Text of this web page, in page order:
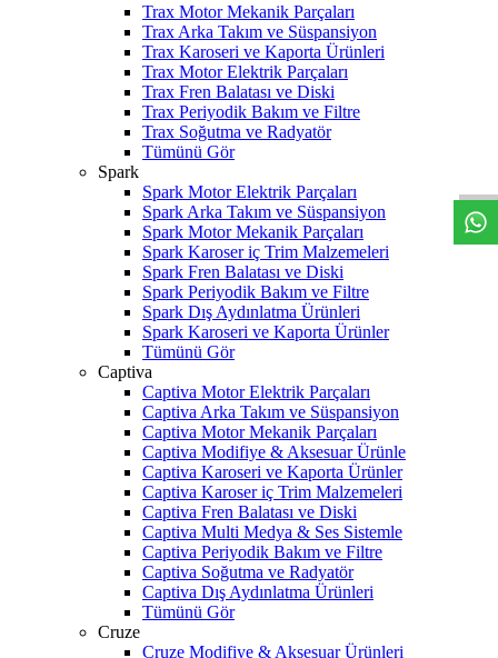
Trax Motor Mekanik Parçaları
Trax Arka Takım ve Süspansiyon
Trax Karoseri ve Kaporta Ürünleri
Trax Motor Elektrik Parçaları
Trax Fren Balatası ve Diski
Trax Periyodik Bakım ve Filtre
Trax Soğutma ve Radyatör
Tümünü Gör
Spark
Spark Motor Elektrik Parçaları
Spark Arka Takım ve Süspansiyon
Spark Motor Mekanik Parçaları
Spark Karoser iç Trim Malzemeleri
Spark Fren Balatası ve Diski
Spark Periyodik Bakım ve Filtre
Spark Dış Aydınlatma Ürünleri
Spark Karoseri ve Kaporta Ürünler
Tümünü Gör
Captiva
Captiva Motor Elektrik Parçaları
Captiva Arka Takım ve Süspansiyon
Captiva Motor Mekanik Parçaları
Captiva Modifiye & Aksesuar Ürünle
Captiva Karoseri ve Kaporta Ürünler
Captiva Karoser iç Trim Malzemeleri
Captiva Fren Balatası ve Diski
Captiva Multi Medya & Ses Sistemle
Captiva Periyodik Bakım ve Filtre
Captiva Soğutma ve Radyatör
Captiva Dış Aydınlatma Ürünleri
Tümünü Gör
Cruze
Cruze Modifiye & Aksesuar Ürünleri